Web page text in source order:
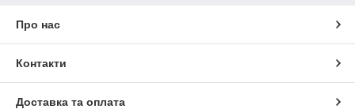
Про нас
Контакти
Доставка та оплата